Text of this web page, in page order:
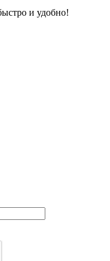
и удобно!